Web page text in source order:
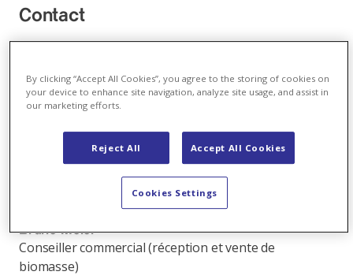
Contact
+41 32 365 36 46
Portstrasse 44b
2555 Brügg
+41 32 422 05 55
Rue des Grands-Prés 14
Bruno Meier
Conseiller commercial (réception et vente de
biomasse)
By clicking “Accept All Cookies”, you agree to the storing of cookies on
your device to enhance site navigation, analyze site usage, and assist in
our marketing efforts.
Reject All Accept All Cookies
Cookies Settings